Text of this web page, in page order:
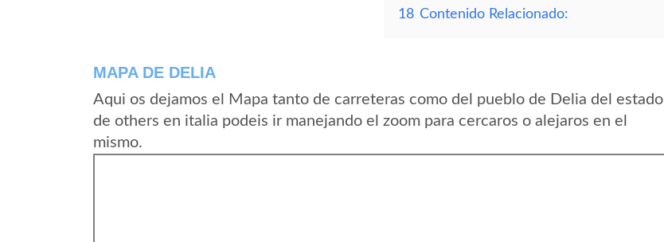
18 Contenido Relacionado:
MAPA DE DELIA
Aqui os dejamos el Mapa tanto de carreteras como del pueblo de Delia del estado
de others en italia podeis ir manejando el zoom para cercaros o alejaros en el
mismo.